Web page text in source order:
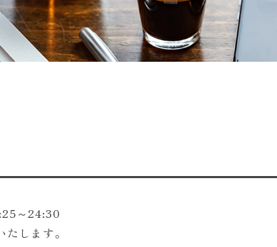
～24:30
します。